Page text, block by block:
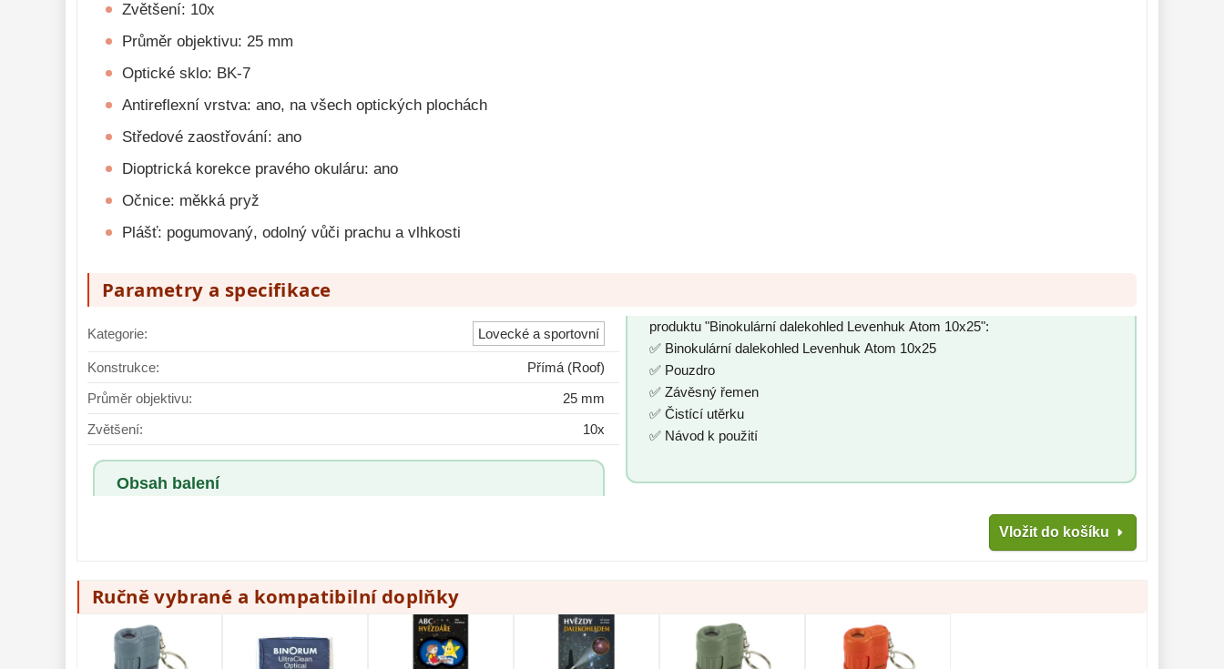
Zvětšení: 10x
Průměr objektivu: 25 mm
Optické sklo: BK-7
Antireflexní vrstva: ano, na všech optických plochách
Středové zaostřování: ano
Dioptrická korekce pravého okuláru: ano
Očnice: měkká pryž
Plášť: pogumovaný, odolný vůči prachu a vlhkosti
Parametry a specifikace
Kategorie: Lovecké a sportovní
Konstrukce:
Přímá (Roof)
Průměr objektivu:
25 mm
Zvětšení:
10x
Obsah balení
produktu "Binokulární dalekohled Levenhuk Atom 10x25":
✅ Binokulární dalekohled Levenhuk Atom 10x25
✅ Pouzdro
✅ Závěsný řemen
✅ Čistící utěrku
✅ Návod k použití
Vložit do košíku
Ručně vybrané a kompatibilní doplňky